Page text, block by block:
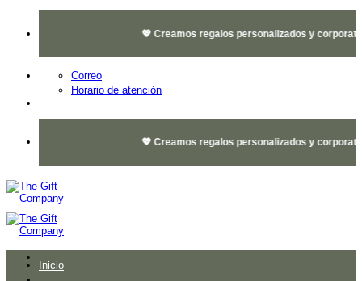
💖 Creamos regalos personalizados y
Correo
Horario de atención
💖 Creamos regalos personalizados y
Inicio